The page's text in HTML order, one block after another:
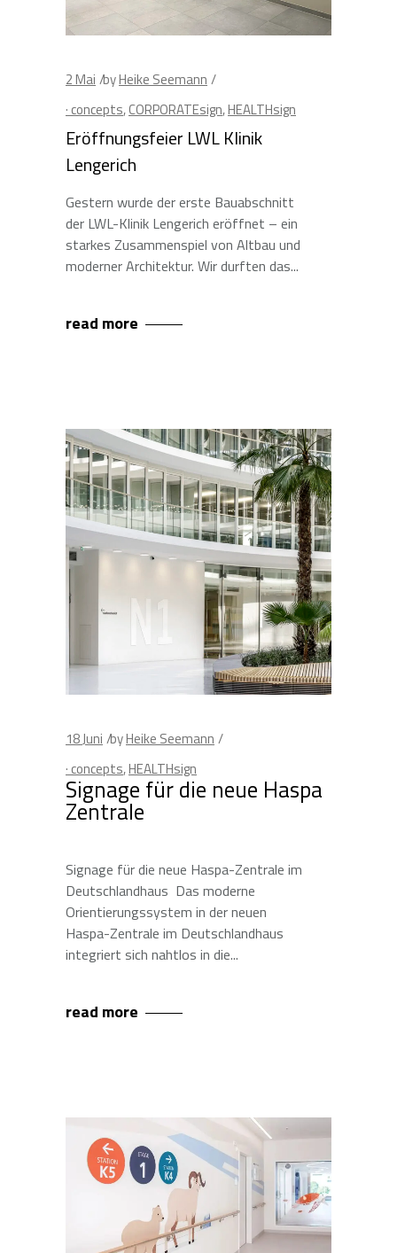
2Mai byHeike Seemann
· concepts,CORPORATEsign,HEALTHsign
Eröffnungsfeier LWL Klinik
Lengerich
Gestern wurde der erste Bauabschnitt
der LWL-Klinik Lengerich eröffnet – ein
starkes Zusammenspiel von Altbau und
moderner Architektur. Wir durften das
read more
18Juni byHeike Seemann
· concepts,HEALTHsign
Signage für die neue Haspa
Zentrale
Signage für die neue Haspa-Zentrale im
Deutschlandhaus Das moderne
Orientierungssystem in der neuen
Haspa-Zentrale im Deutschlandhaus
integriert sich nahtlos in die
read more